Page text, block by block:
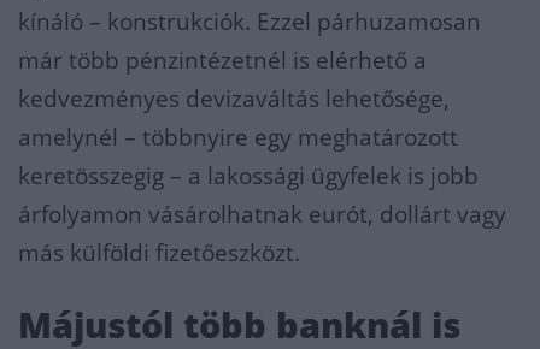
kínáló – konstrukciók. Ezzel párhuzamosan
már több pénzintézetnél is elérhető a
kedvezményes devizaváltás lehetősége,
amelynél – többnyire egy meghatározott
keretösszegig – a lakossági ügyfelek is jobb
árfolyamon vásárolhatnak eurót, dollárt vagy
más külföldi fizetőeszközt.
Májustól több banknál is